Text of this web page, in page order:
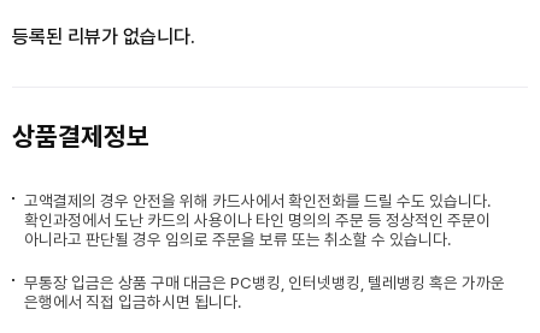
등록된 리뷰가 없습니다.
상품결제정보
고액결제의 경우 안전을 위해 카드사에서 확인전화를 드릴 수도 있습니다.
확인과정에서 도난 카드의 사용이나 타인 명의의 주문 등 정상적인 주문이
아니라고 판단될 경우 임의로 주문을 보류 또는 취소할 수 있습니다.
무통장 입금은 상품 구매 대금은 PC뱅킹, 인터넷뱅킹, 텔레뱅킹 혹은 가까운
은행에서 직접 입금하시면 됩니다.